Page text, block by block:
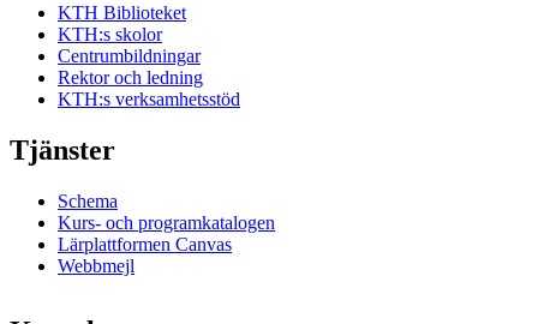
KTH Biblioteket
KTH:s skolor
Centrumbildningar
Rektor och ledning
KTH:s verksamhetsstöd
Tjänster
Schema
Kurs- och programkatalogen
Lärplattformen Canvas
Webbmejl